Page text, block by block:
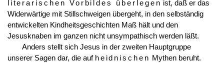
literarischen Vorbildes überlegen ist, daß er das
Widerwärtige mit Stillschweigen übergeht, in den selbständig
entwickelten Kindheitsgeschichten Maß hält und den
Jesusknaben im ganzen nicht unsympathisch werden läßt.
Anders stellt sich Jesus in der zweiten Hauptgruppe
unserer Sagen dar, die auf heidnischen Mythen beruht.